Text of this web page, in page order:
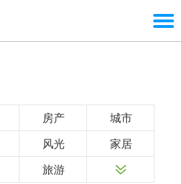
房产 城市
风光 家居
旅游